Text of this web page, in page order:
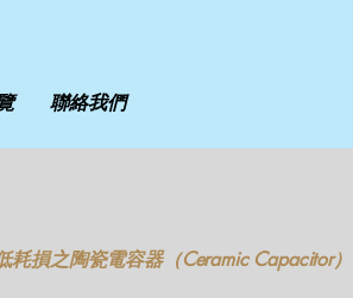
聯絡我們
損之陶瓷電容器（Ceramic Capacitor）